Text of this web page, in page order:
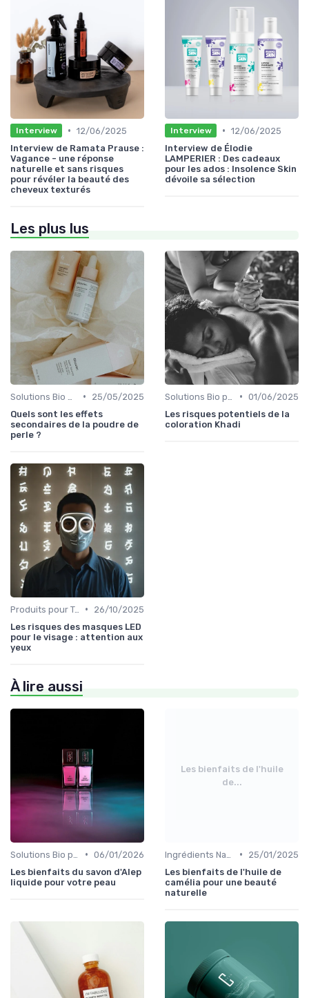
Interview • 12/06/2025
Interview de Ramata Prause :
Vagance - une réponse
naturelle et sans risques
pour révéler la beauté des
cheveux texturés
Interview • 12/06/2025
Interview de Élodie
LAMPERIER : Des cadeaux
pour les ados : Insolence Skin
dévoile sa sélection
Les plus lus
•
25/05/2025
Quels sont les effets
secondaires de la poudre de
perle ?
• 01/06/2025
Les risques potentiels de la
coloration Khadi
Produits pour Types de Peau •
26/10/2025
Les risques des masques LED
pour le visage : attention aux
yeux
À lire aussi
• 06/01/2026
Les bienfaits du savon d'Alep
liquide pour votre peau
Les bienfaits de l'huile
de...
•
25/01/2025
Les bienfaits de l'huile de
camélia pour une beauté
naturelle